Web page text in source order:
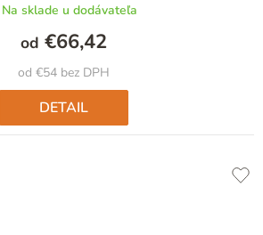
je
3,0
z
5
hviezdičiek.
sklade u dodávateľa
od €54 bez DPH
od €66,42
DETAIL